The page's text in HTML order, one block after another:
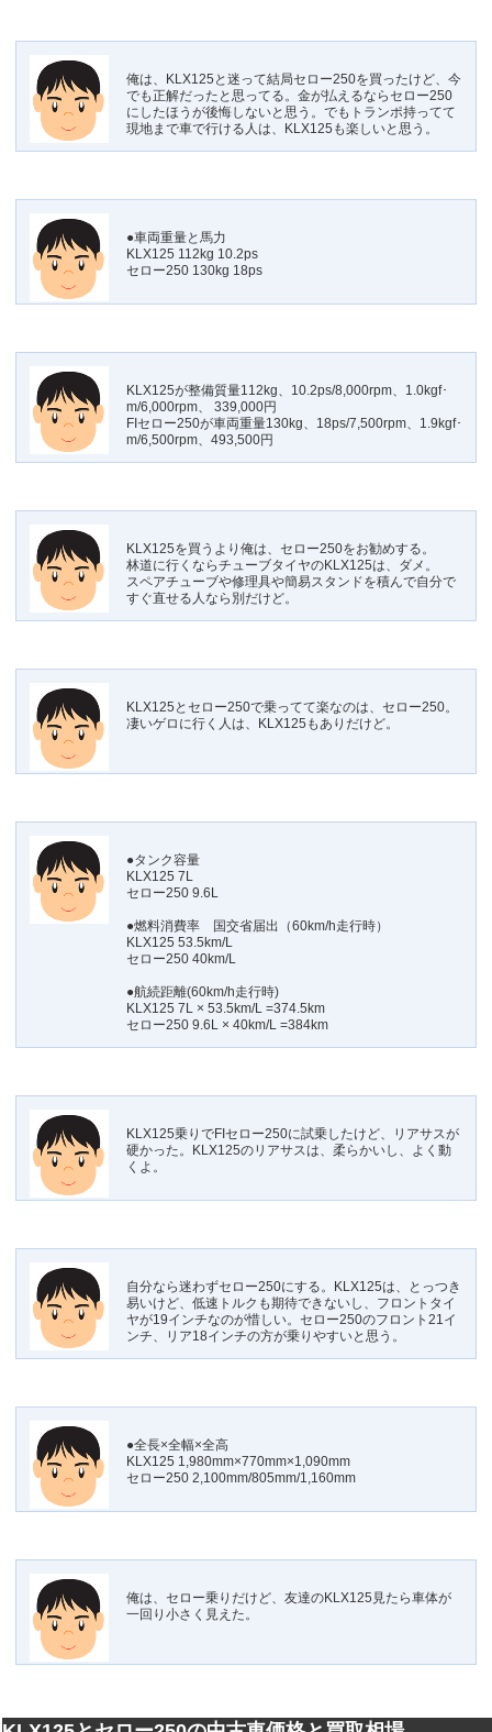
俺は、KLX125と迷って結局セロー250を買ったけど、今
でも正解だったと思ってる。金が払えるならセロー250
にしたほうが後悔しないと思う。でもトランポ持ってて
現地まで車で行ける人は、KLX125も楽しいと思う。
●車両重量と馬力
KLX125 112kg 10.2ps
セロー250 130kg 18ps
KLX125が整備質量112kg、10.2ps/8,000rpm、1.0kgf･
m/6,000rpm、 339,000円
FIセロー250が車両重量130kg、18ps/7,500rpm、1.9kgf･
m/6,500rpm、493,500円
KLX125を買うより俺は、セロー250をお勧めする。
林道に行くならチューブタイヤのKLX125は、ダメ。
スペアチューブや修理具や簡易スタンドを積んで自分で
すぐ直せる人なら別だけど。
KLX125とセロー250で乗ってて楽なのは、セロー250。
凄いゲロに行く人は、KLX125もありだけど。
●タンク容量
KLX125 7L
セロー250 9.6L
●燃料消費率 国交省届出（60km/h走行時）
KLX125 53.5km/L
セロー250 40km/L
●航続距離(60km/h走行時)
KLX125 7L × 53.5km/L =374.5km
セロー250 9.6L × 40km/L =384km
KLX125乗りでFIセロー250に試乗したけど、リアサスが
硬かった。KLX125のリアサスは、柔らかいし、よく動
くよ。
自分なら迷わずセロー250にする。KLX125は、とっつき
易いけど、低速トルクも期待できないし、フロントタイ
ヤが19インチなのが惜しい。セロー250のフロント21イ
ンチ、リア18インチの方が乗りやすいと思う。
●全長×全幅×全高
KLX125 1,980mm×770mm×1,090mm
セロー250 2,100mm/805mm/1,160mm
俺は、セロー乗りだけど、友達のKLX125見たら車体が
一回り小さく見えた。